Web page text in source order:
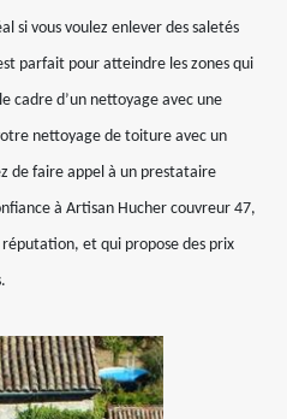
si vous voulez enlever des saletés
parfait pour atteindre les zones qui
cadre d’un nettoyage avec une
nettoyage de toiture avec un
de faire appel à un prestataire
à Artisan Hucher couvreur 47,
et qui propose des prix